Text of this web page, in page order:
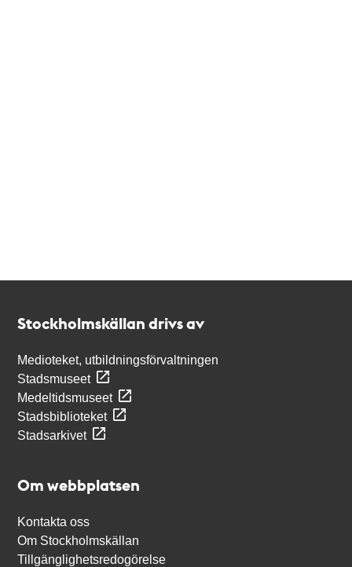
Stockholmskällan drivs av
Medioteket, utbildningsförvaltningen
Stadsmuseet
Medeltidsmuseet
Stadsbiblioteket
Stadsarkivet
Om webbplatsen
Kontakta oss
Om Stockholmskällan
Tillgänglighetsredogörelse